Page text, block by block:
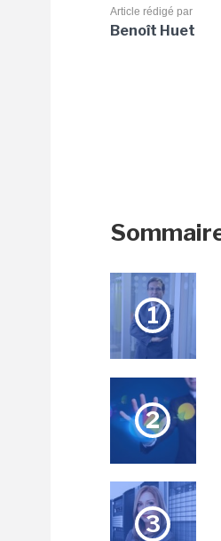
Article rédigé par
Benoît Huet
1
2
3